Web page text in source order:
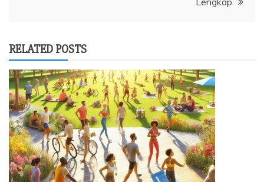
RELATED POSTS